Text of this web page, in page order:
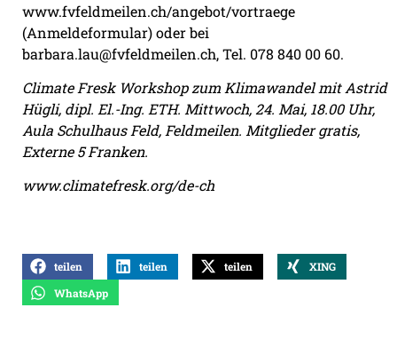
www.fvfeldmeilen.ch/angebot/vortraege
(Anmeldeformular) oder bei
barbara.lau@fvfeldmeilen.ch, Tel. 078 840 00 60.
Climate Fresk Workshop zum Klimawandel mit Astrid
Hügli, dipl. El.-Ing. ETH. Mittwoch, 24. Mai, 18.00 Uhr,
Aula Schulhaus Feld, Feldmeilen. Mitglieder gratis,
Externe 5 Franken.
www.climatefresk.org/de-ch
teilen teilen teilen
XING
WhatsApp